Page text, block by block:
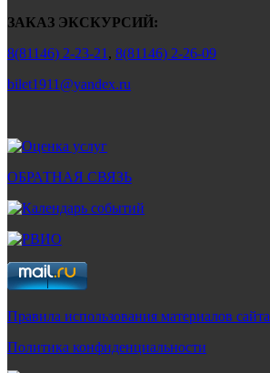
ЗАКАЗ ЭКСКУРСИЙ:
8(81146) 2-23-21 , 8(81146) 2-26-09
bilet1911@yandex.ru
ОБРАТНАЯ СВЯЗЬ
Правила использования материалов сайта
Политика конфиденциальности